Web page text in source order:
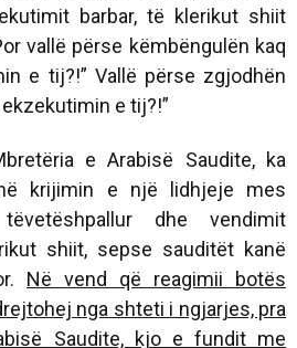
barbar, të klerikut shiit
vallë përse këmbëngulën kaq
e tij?!” Vallë përse zgjodhën
e tij?!”
e Arabisë Saudite, ka
krijimin e një lidhjeje mes
dhe vendimit
shiit, sepse sauditët kanë
Në vend që reagimii botës
nga shteti i ngjarjes, pra
Saudite, kjo e fundit me